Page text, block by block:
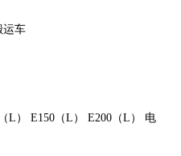
运车
L） E150（L） E200（L） 电